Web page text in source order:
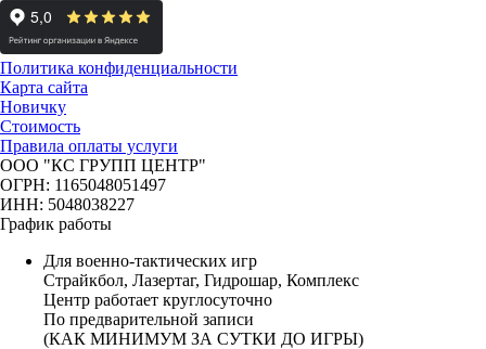
Политика конфиденциальности
Карта сайта
Новичку
Стоимость
Правила оплаты услуги
ООО "КС ГРУПП ЦЕНТР"
ОГРН: 1165048051497
ИНН: 5048038227
График работы
Для военно-тактических игр
Страйкбол, Лазертаг, Гидрошар, Комплекс
Центр работает круглосуточно
По предварительной записи
(КАК МИНИМУМ ЗА СУТКИ ДО ИГРЫ)